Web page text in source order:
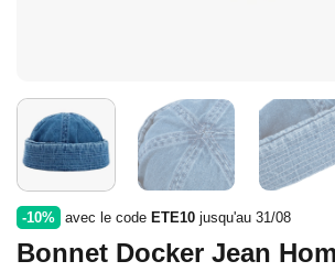
-10% avec le code ETE10 jusqu'au 31/08
Bonnet Docker Jean